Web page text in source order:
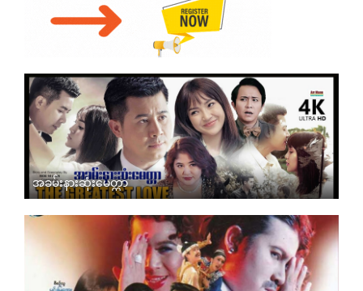
အခမ်းနားဆုံးမေတ္တာ